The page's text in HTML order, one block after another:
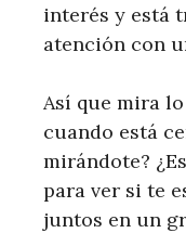
interés y está
atención con
Así que mira
cuando está
mirándote?
para ver si te
juntos en un